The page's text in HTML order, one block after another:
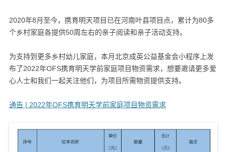
2020年8月至今，携育明天项目已在河南叶县项目点，累计为80多
个乡村家庭各提供50周左右的亲子阅读和亲子活动支持。
为支持到更多乡村幼儿家庭，本月北京成英公益基金会小程序上发
布了2022年OFS携育明天学前家庭项目物资需求，想要邀请更多爱
心人士和我们一起关注他们，为项目所需物资提供支持。
通告 | 2022年OFS携育明天学前家庭项目物资需求